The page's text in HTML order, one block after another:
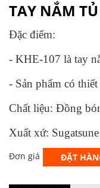
TAY NẮM
Đặc điểm:
- KHE-107 là tay
- Sản phẩm có
Chất liệu: Đồng
Xuất xứ:
Đơn giá ĐẶT